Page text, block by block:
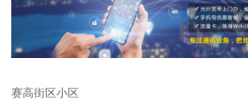
赛高街区小区